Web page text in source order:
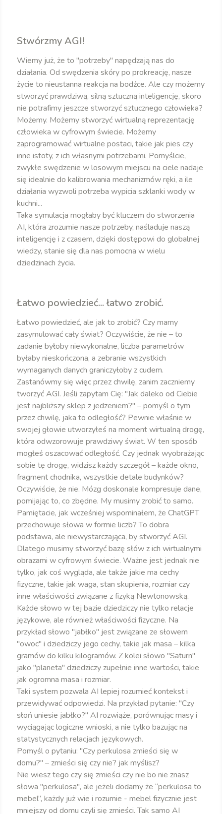
Stwórzmy AGI!
Wiemy już, że to "potrzeby" napędzają nas do
działania. Od swędzenia skóry po prokreację, nasze
życie to nieustanna reakcja na bodźce. Ale czy możemy
stworzyć prawdziwą, silną sztuczną inteligencję, skoro
nie potrafimy jeszcze stworzyć sztucznego człowieka?
Możemy. Możemy stworzyć wirtualną reprezentację
człowieka w cyfrowym świecie. Możemy
zaprogramować wirtualne postaci, takie jak pies czy
inne istoty, z ich własnymi potrzebami. Pomyślcie,
zwykłe swędzenie w losowym miejscu na ciele nadaje
się idealnie do kalibrowania mechanizmów ręki, a ile
działania wyzwoli potrzeba wypicia szklanki wody w
kuchni...
Taka symulacja mogłaby być kluczem do stworzenia
AI, która zrozumie nasze potrzeby, naśladuje naszą
inteligencję i z czasem, dzięki dostępowi do globalnej
wiedzy, stanie się dla nas pomocna w wielu
dziedzinach życia.
Łatwo powiedzieć... łatwo zrobić.
Łatwo powiedzieć, ale jak to zrobić? Czy mamy
zasymulować cały świat? Oczywiście, że nie – to
zadanie byłoby niewykonalne, liczba parametrów
byłaby nieskończona, a zebranie wszystkich
wymaganych danych graniczyłoby z cudem.
Zastanówmy się więc przez chwilę, zanim zaczniemy
tworzyć AGI. Jeśli zapytam Cię: "Jak daleko od Ciebie
jest najbliższy sklep z jedzeniem?" – pomyśl o tym
przez chwilę, jaka to odległość? Pewnie właśnie w
swojej głowie utworzyłeś na moment wirtualną drogę,
która odwzorowuje prawdziwy świat. W ten sposób
mogłeś oszacować odległość. Czy jednak wyobrażając
sobie tę drogę, widzisz każdy szczegół – każde okno,
fragment chodnika, wszystkie detale budynków?
Oczywiście, że nie. Mózg doskonale kompresuje dane,
pomijając to, co zbędne. My musimy zrobić to samo.
Pamiętacie, jak wcześniej wspominałem, że ChatGPT
przechowuje słowa w formie liczb? To dobra
podstawa, ale niewystarczająca, by stworzyć AGI.
Dlatego musimy stworzyć bazę słów z ich wirtualnymi
obrazami w cyfrowym świecie. Ważne jest jednak nie
tylko, jak coś wygląda, ale także jakie ma cechy
fizyczne, takie jak waga, stan skupienia, rozmiar czy
inne właściwości związane z fizyką Newtonowską.
Każde słowo w tej bazie dziedziczy nie tylko relacje
językowe, ale również właściwości fizyczne. Na
przykład słowo "jabłko" jest związane ze słowem
"owoc" i dziedziczy jego cechy, takie jak masa – kilka
gramów do kilku kilogramów. Z kolei słowo "Saturn"
jako "planeta" dziedziczy zupełnie inne wartości, takie
jak ogromna masa i rozmiar.
Taki system pozwala AI lepiej rozumieć kontekst i
przewidywać odpowiedzi. Na przykład pytanie: "Czy
słoń uniesie jabłko?" AI rozwiąże, porównując masy i
wyciągając logiczne wnioski, a nie tylko bazując na
statystycznych relacjach językowych.
Pomyśl o pytaniu: "Czy perkulosa zmieści się w
domu?" – zmieści się czy nie? jak myślisz?
Nie wiesz tego czy się zmieści czy nie bo nie znasz
słowa "perkulosa", ale jeżeli dodamy że “perkulosa to
mebel”, każdy już wie i rozumie - mebel fizycznie jest
mniejszy od domu czyli się zmieści. Tak samo AI